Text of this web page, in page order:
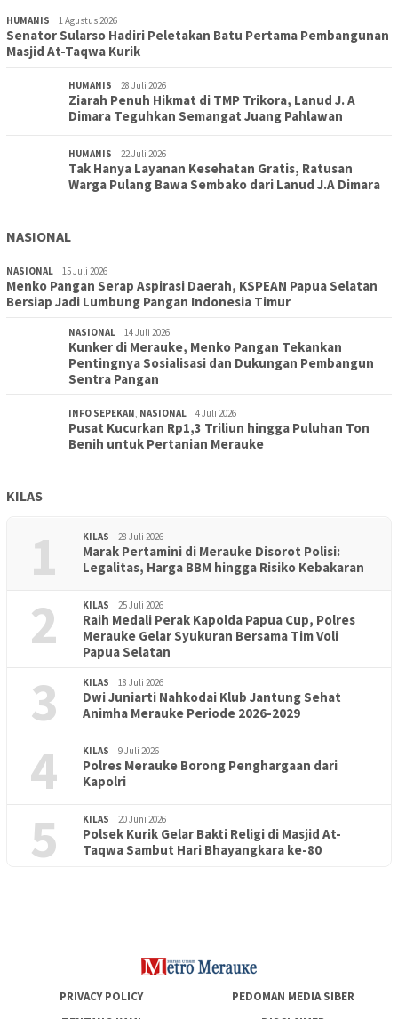
HUMANIS 1 Agustus 2026
Senator Sularso Hadiri Peletakan Batu Pertama Pembangunan
Masjid At-Taqwa Kurik
HUMANIS 28 Juli 2026
Ziarah Penuh Hikmat di TMP Trikora, Lanud J. A
Dimara Teguhkan Semangat Juang Pahlawan
HUMANIS 22 Juli 2026
Tak Hanya Layanan Kesehatan Gratis, Ratusan
Warga Pulang Bawa Sembako dari Lanud J.A Dimara
NASIONAL
NASIONAL 15 Juli 2026
Menko Pangan Serap Aspirasi Daerah, KSPEAN Papua Selatan
Bersiap Jadi Lumbung Pangan Indonesia Timur
NASIONAL 14 Juli 2026
Kunker di Merauke, Menko Pangan Tekankan
Pentingnya Sosialisasi dan Dukungan Pembangun
Sentra Pangan
INFO SEPEKAN NASIONAL 4 Juli 2026
Pusat Kucurkan Rp1,3 Triliun hingga Puluhan Ton
Benih untuk Pertanian Merauke
KILAS
1 KILAS 28 Juli 2026
Marak Pertamini di Merauke Disorot Polisi:
Legalitas, Harga BBM hingga Risiko Kebakaran
2 KILAS 25 Juli 2026
Raih Medali Perak Kapolda Papua Cup, Polres
Merauke Gelar Syukuran Bersama Tim Voli
Papua Selatan
3 KILAS 18 Juli 2026
Dwi Juniarti Nahkodai Klub Jantung Sehat
Animha Merauke Periode 2026-2029
4 KILAS 9 Juli 2026
Polres Merauke Borong Penghargaan dari
Kapolri
5 KILAS 20 Juni 2026
Polsek Kurik Gelar Bakti Religi di Masjid At-
Taqwa Sambut Hari Bhayangkara ke-80
PENDIDIKAN 18 Juni 2026
Lepas Puluhan Peserta Didik, TK Yapis 2 Merauke Siapkan
PRIVACY POLICY
PEDOMAN MEDIA SIBER